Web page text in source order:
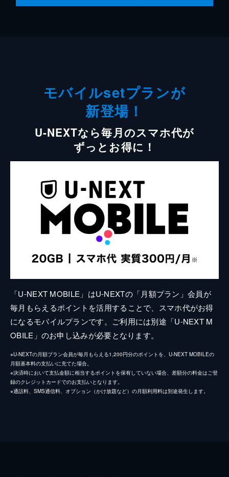
モバイルsetプランが
新登場！
U-NEXTなら毎月のスマホ代が
ずっとお得に！
「U-NEXT MOBILE」はU-NEXTの「月額プラン」会員が
毎月もらえるポイントを活用することで、スマホ代がお得
になるモバイルプランです。ご利用には別途「U-NEXT M
OBILE」のお申し込みが必要となります。
※U-NEXTの月額プラン会員が毎月もらえる1,200円分のポイントを、U-NEXT MOBILEの
月額基本料の支払いに充てた場合。
※決済時において支払金額に相当するポイントを保有していない場合、差額分の料金はご登
録のクレジットカードでのお支払いとなります。
※通話料、SMS通信料、オプション（かけ放題など）の月額利用料は別途発生します。